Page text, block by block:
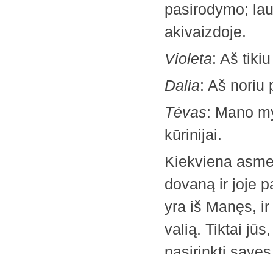
pasirodymo;
akivaizdoje.
Violeta: Aš
Dalia: Aš noriu
Tėvas: Mano
kūrinijai.
Kiekviena
dovaną ir joje
yra iš Manęs,
valią. Tiktai